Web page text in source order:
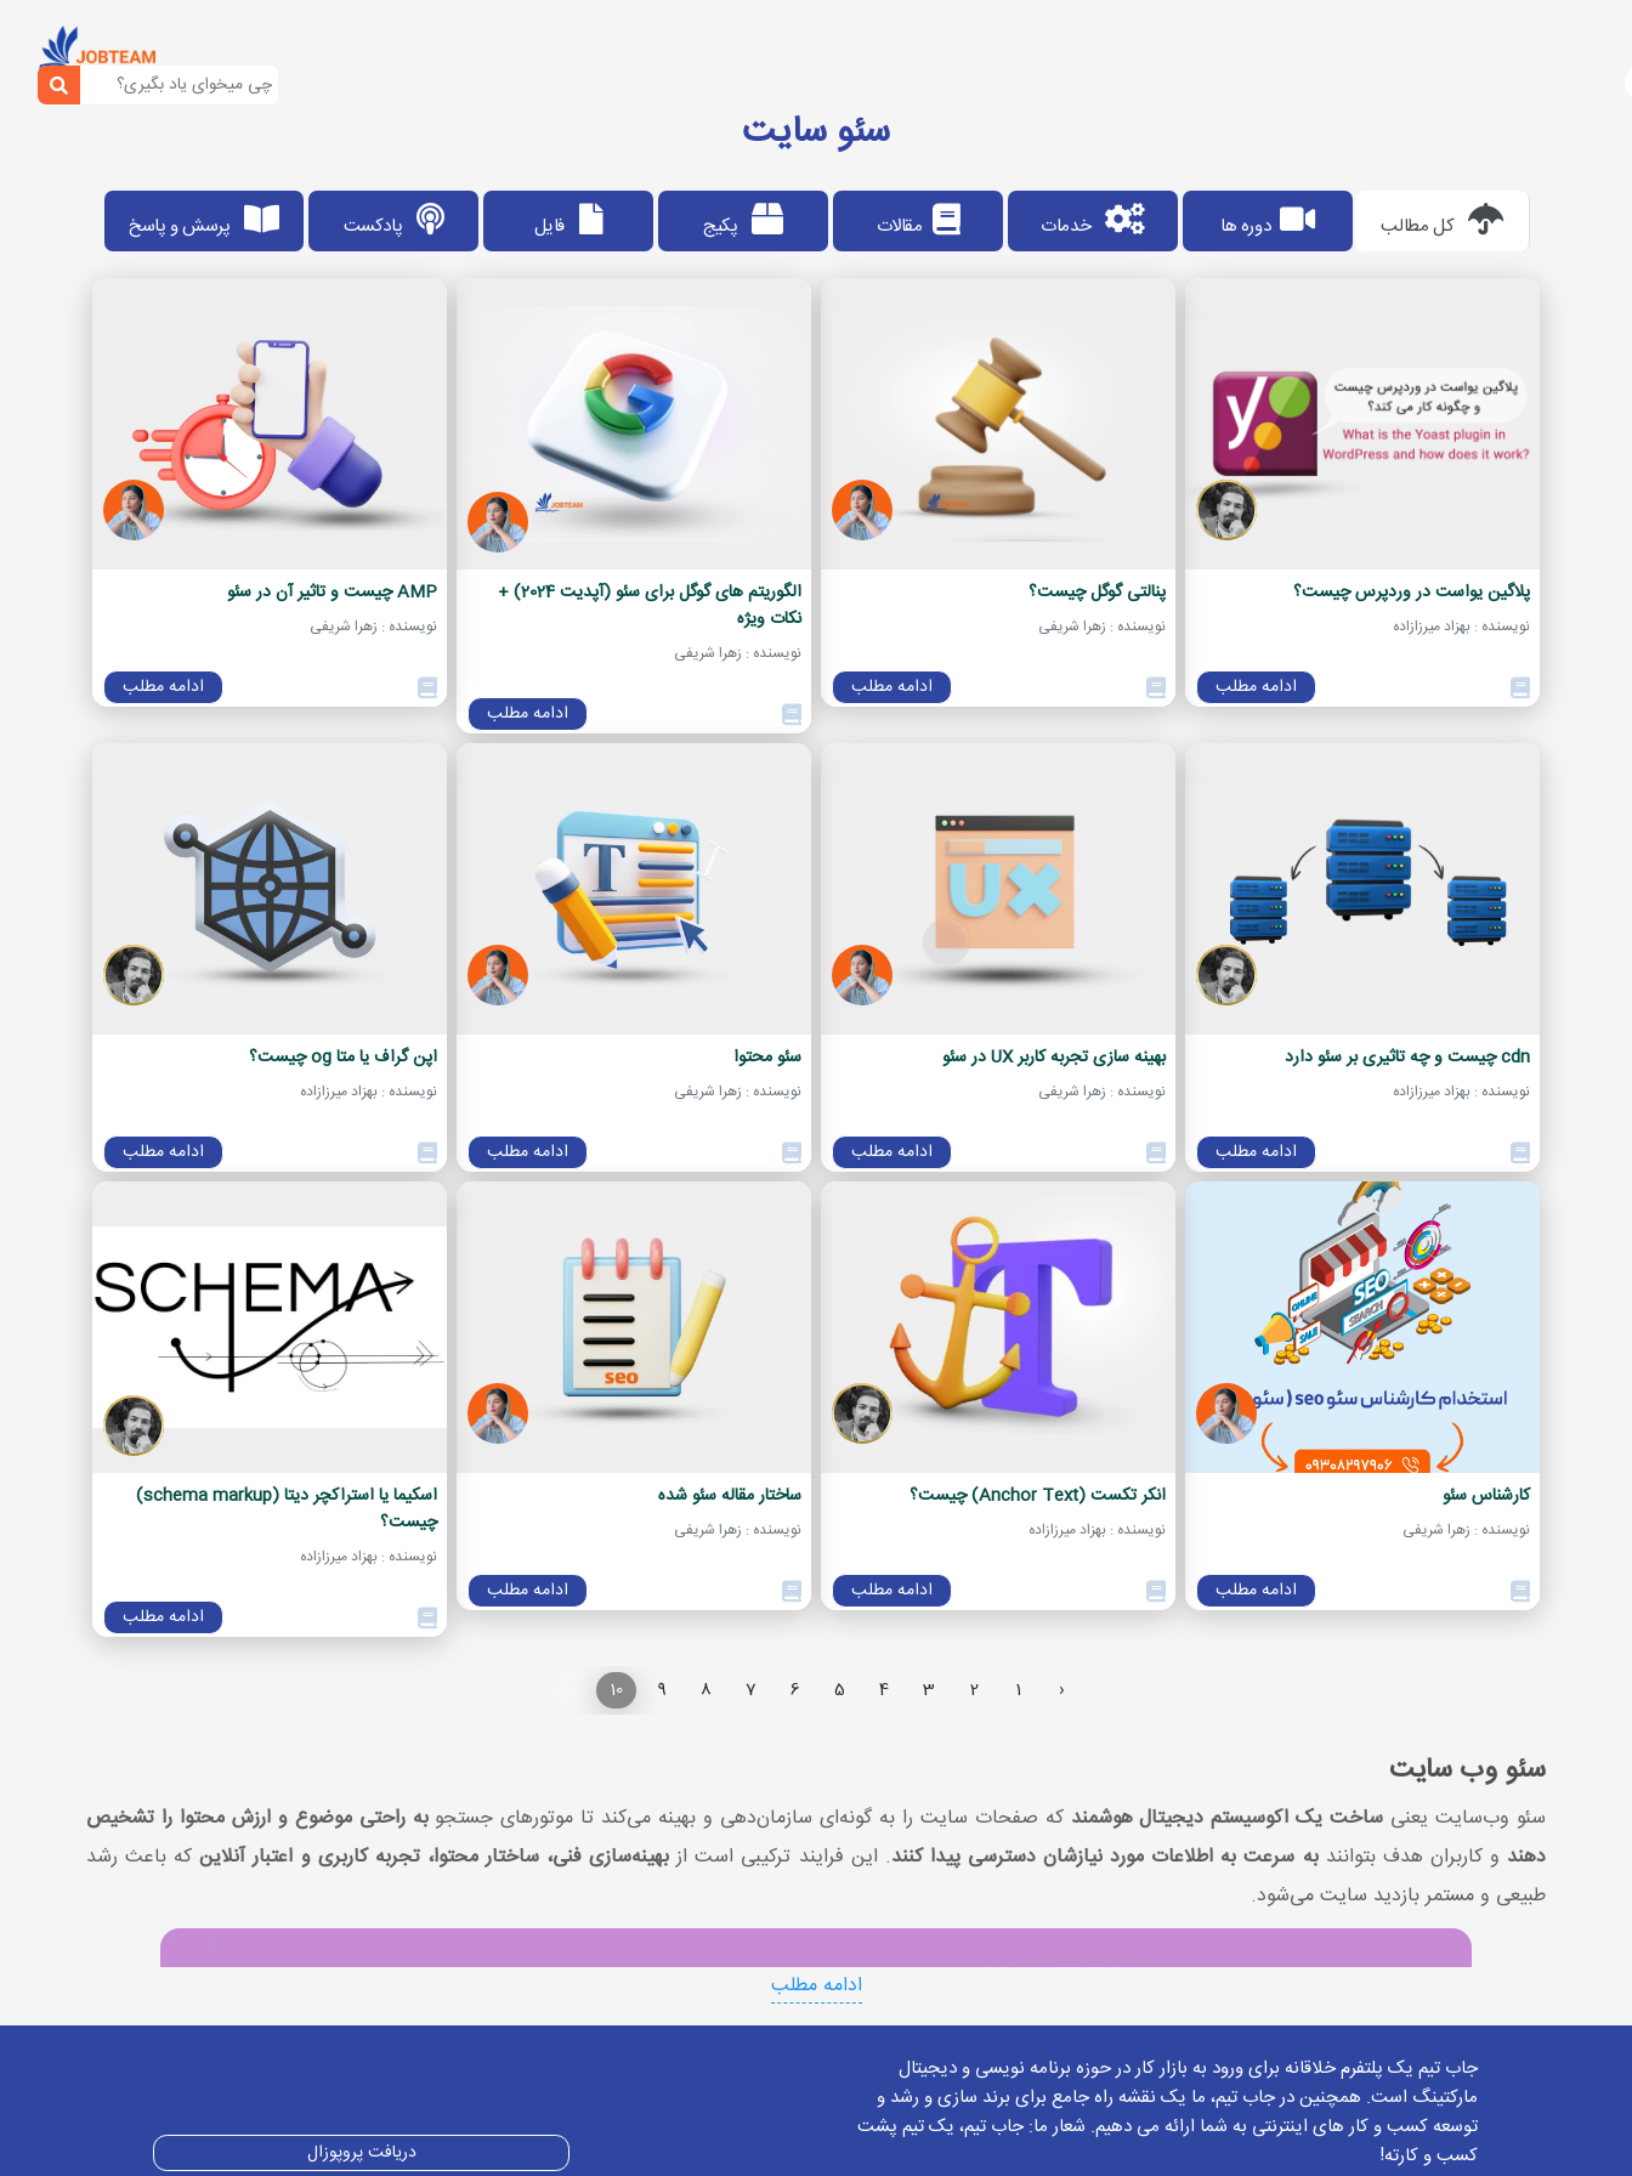
سئو سایت
کل مطالب دوره ها خدمات مقالات پکیج فایل پادکست پرسش و پاسخ
پلاگین یواست در وردپرس چیست؟
نویسنده : بهزاد میرزازاده
ادامه مطلب
پنالتی گوگل چیست؟
نویسنده : زهرا شریفی
ادامه مطلب
الگوریتم های گوگل برای سئو (آپدیت 2024) +
نکات ویژه
نویسنده : زهرا شریفی
ادامه مطلب
AMP چیست و تاثیر آن در سئو
نویسنده : زهرا شریفی
ادامه مطلب
cdn چیست و چه تاثیری بر سئو دارد
نویسنده : بهزاد میرزازاده
ادامه مطلب
بهینه سازی تجربه کاربر UX در سئو
نویسنده : زهرا شریفی
ادامه مطلب
سئو محتوا
نویسنده : زهرا شریفی
ادامه مطلب
اپن گراف یا متا og چیست؟
نویسنده : بهزاد میرزازاده
ادامه مطلب
کارشناس سئو
نویسنده : زهرا شریفی
ادامه مطلب
انکر تکست (Anchor Text) چیست؟
نویسنده : بهزاد میرزازاده
ادامه مطلب
ساختار مقاله سئو شده
نویسنده : زهرا شریفی
ادامه مطلب
اسکیما یا استراکچر دیتا (schema markup)
چیست؟
نویسنده : بهزاد میرزازاده
ادامه مطلب
‹
1
2
3
4
5
6
7
8
9
10
سئو وب ‌سایت
سئو وب‌سایت یعنی ساخت یک اکوسیستم دیجیتال هوشمند که صفحات سایت را به گونه‌ای سازمان‌دهی و بهینه می‌کند تا موتورهای جستجوبه راحتی موضوع و ارزش محتوا را تشخیص
دهند و کاربران هدف بتوانندبه سرعت به اطلاعات مورد نیازشان دسترسی پیدا کنند. این فرایند ترکیبی است ازبهینه‌سازی فنی، ساختار محتوا، تجربه کاربری و اعتبار آنلاینکه باعث رشد
طبیعی و مستمر بازدید سایت می‌شود.
ادامه مطلب
جاب تیم یک پلتفرم خلاقانه برای ورود به بازار کار در حوزه برنامه نویسی و دیجیتال
مارکتینگ است. همچنین در جاب تیم، ما یک نقشه راه جامع برای برند سازی و رشد و
توسعه کسب و کار های اینترنتی به شما ارائه می دهیم. شعار ما: جاب تیم، یک تیم پشت
کسب و کارته!
دریافت پروپوزال